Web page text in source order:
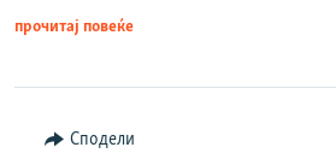
прочитај повеќе
Сподели